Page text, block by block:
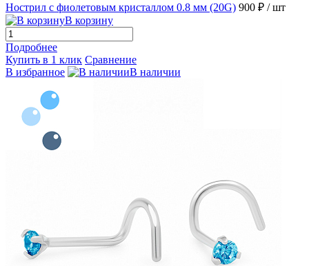
Нострил с фиолетовым кристаллом 0.8 мм (20G) 900 ₽ / шт
В корзину
Подробнее
Купить в 1 клик Сравнение
В избранное
В наличии